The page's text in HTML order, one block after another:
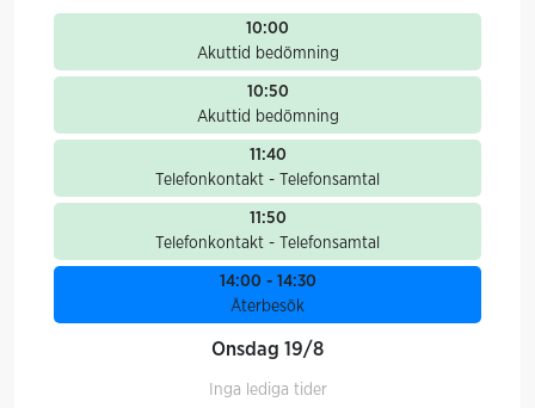
10:00
Akuttid bedömning
10:50
Akuttid bedömning
11:40
Telefonkontakt - Telefonsamtal
11:50
Telefonkontakt - Telefonsamtal
14:00 - 14:30
Återbesök
Onsdag 19/8
Inga lediga tider